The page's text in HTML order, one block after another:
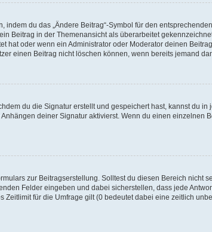
du das „Ändere Beitrag“-Symbol für den
Beitrag in der Themenansicht als überarbeitet
oder wenn ein Administrator oder Moderator deinen
einen Beitrag nicht löschen können, wenn bereits jemand
du die Signatur erstellt und gespeichert hast, kannst du in
deiner Signatur aktivierst. Wenn du einen einzelnen
zur Beitragserstellung. Solltest du diesen Bereich nicht
Felder eingeben und dabei sicherstellen, dass jede
für die Umfrage gilt (0 bedeutet dabei eine zeitlich